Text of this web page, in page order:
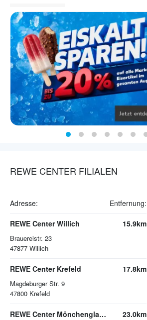
REWE CENTER FILIALEN
Adresse: Entfernung:
REWE Center Willich
Brauereistr. 23
47877 Willich
15.9km
REWE Center Krefeld
Magdeburger Str. 9
47800 Krefeld
17.8km
REWE Center Mönchengladbach 23.0km